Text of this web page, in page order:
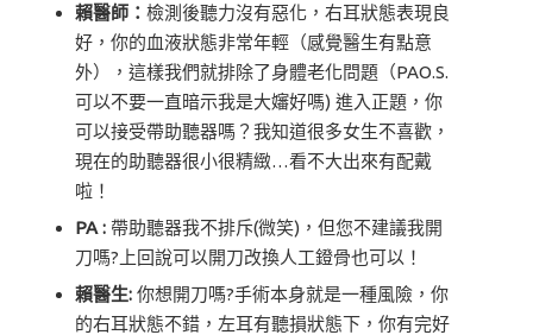
賴醫師： 檢測後聽力沒有惡化，右耳狀態表現良
好，你的血液狀態非常年輕（感覺醫生有點意
外），這樣我們就排除了身體老化問題（PAO.S.
可以不要一直暗示我是大嬸好嗎) 進入正題，你
可以接受帶助聽器嗎？我知道很多女生不喜歡，
現在的助聽器很小很精緻…看不大出來有配戴
啦！
PA :帶助聽器我不排斥(微笑)，但您不建議我開
刀嗎?上回說可以開刀改換人工鐙骨也可以！
賴醫生:你想開刀嗎?手術本身就是一種風險，你
的右耳狀態不錯，左耳有聽損狀態下，你有完好